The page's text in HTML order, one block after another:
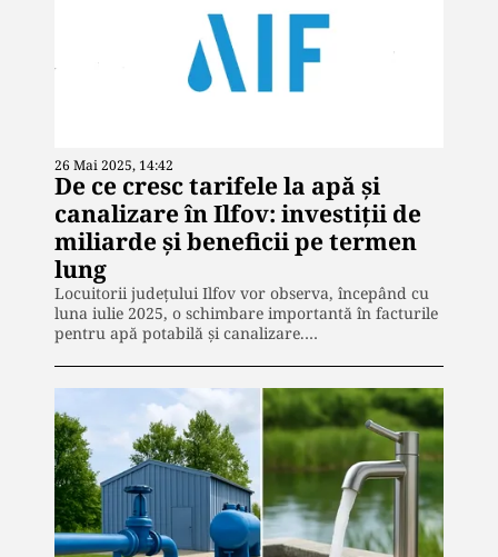
26 Mai 2025, 14:42
De ce cresc tarifele la apă și
canalizare în Ilfov: investiții de
miliarde și beneficii pe termen
lung
Locuitorii județului Ilfov vor observa, începând cu
luna iulie 2025, o schimbare importantă în facturile
pentru apă potabilă și canalizare.…